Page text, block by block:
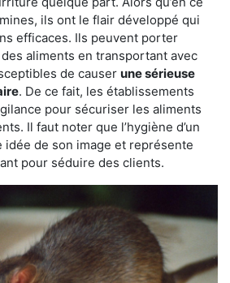
ils ont le flair développé qui
efficaces. Ils peuvent porter
aliments en transportant avec
de causer une sérieuse
. De ce fait, les établissements
pour sécuriser les aliments
Il faut noter que l’hygiène d’un
idée de son image et représente
pour séduire des clients.